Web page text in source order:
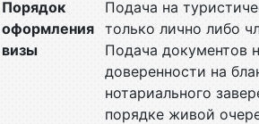
Порядок
оформления
визы
Подача на
только лично либо
Подача документов
доверенности на
нотариального
порядке живой